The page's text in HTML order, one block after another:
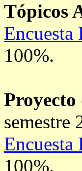
Tópicos
Encuesta
100%.
semestre
Encuesta
100%.